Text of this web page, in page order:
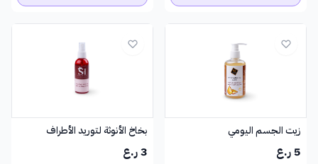
زيت الجسم اليومي
5 ر.ع
بخاخ الأنوثة لتوريد الأطراف
3 ر.ع